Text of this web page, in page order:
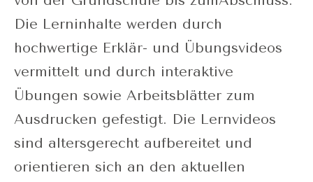
Die Lerninhalte werden durch
hochwertige Erklär- und Übungsvideos
vermittelt und durch interaktive
Übungen sowie Arbeitsblätter zum
Ausdrucken gefestigt. Die Lernvideos
sind altersgerecht aufbereitet und
orientieren sich an den aktuellen